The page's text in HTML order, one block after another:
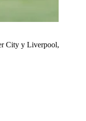
City y Liverpool,